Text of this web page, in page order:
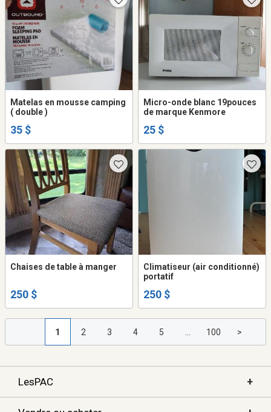
Matelas en mousse camping
( double )
35 $
Micro-onde blanc 19pouces
de marque Kenmore
25 $
Chaises de table à manger
250 $
Climatiseur (air conditionné)
portatif
250 $
1 2 3 4 5 100 >
LesPAC +